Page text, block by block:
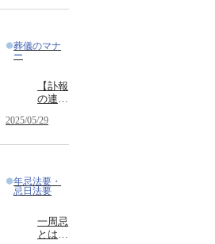
詳しく
解説
葬儀のマナ
ー
【訃報
の連絡
る文例
せの意
味と書
2025/05/29
年忌法要・
忌日法要
一周忌
とは？